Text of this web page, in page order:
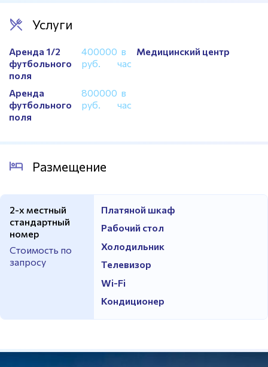
Услуги
Аренда 1/2
футбольного
поля
400000
руб.
в
час
Медицинский центр
Аренда
футбольного
поля
800000
руб.
в
час
Размещение
2-х местный
стандартный
номер
Стоимость по
запросу
Платяной шкаф
Рабочий стол
Холодильник
Телевизор
Wi-Fi
Кондиционер